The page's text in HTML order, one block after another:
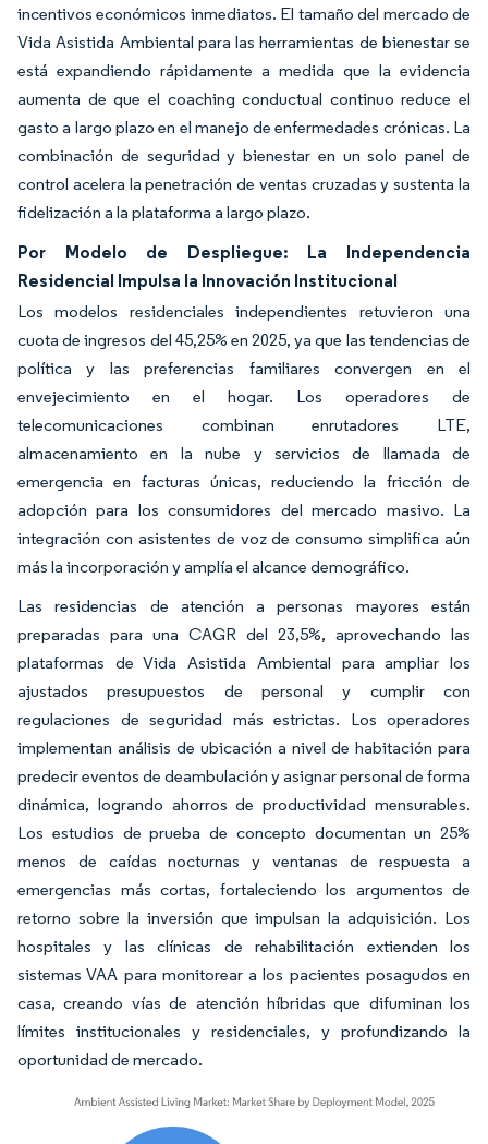
incentivos económicos inmediatos. El tamaño del mercado de
Vida Asistida Ambiental para las herramientas de bienestar se
está expandiendo rápidamente a medida que la evidencia
aumenta de que el coaching conductual continuo reduce el
gasto a largo plazo en el manejo de enfermedades crónicas. La
combinación de seguridad y bienestar en un solo panel de
control acelera la penetración de ventas cruzadas y sustenta la
fidelización a la plataforma a largo plazo.
Por Modelo de Despliegue: La Independencia
Residencial Impulsa la Innovación Institucional
Los modelos residenciales independientes retuvieron una
cuota de ingresos del 45,25% en 2025, ya que las tendencias de
política y las preferencias familiares convergen en el
envejecimiento en el hogar. Los operadores de
telecomunicaciones combinan enrutadores LTE,
almacenamiento en la nube y servicios de llamada de
emergencia en facturas únicas, reduciendo la fricción de
adopción para los consumidores del mercado masivo. La
integración con asistentes de voz de consumo simplifica aún
más la incorporación y amplía el alcance demográfico.
Las residencias de atención a personas mayores están
preparadas para una CAGR del 23,5%, aprovechando las
plataformas de Vida Asistida Ambiental para ampliar los
ajustados presupuestos de personal y cumplir con
regulaciones de seguridad más estrictas. Los operadores
implementan análisis de ubicación a nivel de habitación para
predecir eventos de deambulación y asignar personal de forma
dinámica, logrando ahorros de productividad mensurables.
Los estudios de prueba de concepto documentan un 25%
menos de caídas nocturnas y ventanas de respuesta a
emergencias más cortas, fortaleciendo los argumentos de
retorno sobre la inversión que impulsan la adquisición. Los
hospitales y las clínicas de rehabilitación extienden los
sistemas VAA para monitorear a los pacientes posagudos en
casa, creando vías de atención híbridas que difuminan los
límites institucionales y residenciales, y profundizando la
oportunidad de mercado.